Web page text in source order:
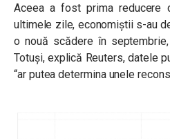
Aceea a fost prima reducere
ultimele zile, economiștii s-au
o nouă scădere în
Totuși, explică Reuters, datele
“ar putea determina unele